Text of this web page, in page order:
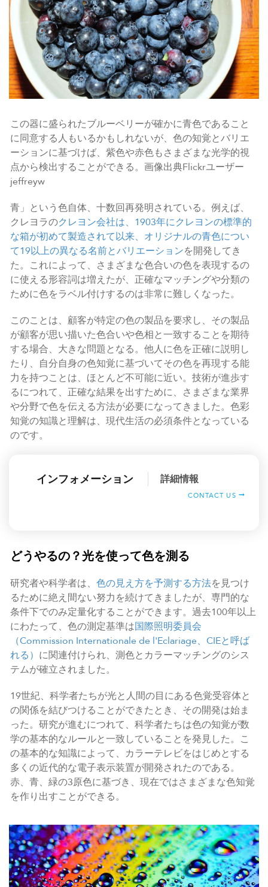
この器に盛られたブルーベリーが確かに青色であること
に同意する人もいるかもしれないが、色の知覚とバリエ
ーションに基づけば、紫色や赤色もさまざまな光学的視
点から検出することができる。画像出典Flickrユーザー
jeffreyw
青」という色自体、十数回再発明されている。例えば、
クレヨラのクレヨン会社は、1903年にクレヨンの標準的
な箱が初めて製造されて以来、オリジナルの青色につい
て19以上の異なる名前とバリエーションを開発してき
た。これによって、さまざまな色合いの色を表現するの
に使える形容詞は増えたが、正確なマッチングや分類の
ために色をラベル付けするのは非常に難しくなった。
このことは、顧客が特定の色の製品を要求し、その製品
が顧客が思い描いた色合いや色相と一致することを期待
する場合、大きな問題となる。他人に色を正確に説明し
たり、自分自身の色知覚に基づいてその色を再現する能
力を持つことは、ほとんど不可能に近い。技術が進歩す
るにつれて、正確な結果を出すために、さまざまな業界
や分野で色を伝える方法が必要になってきました。色彩
知覚の知識と理解は、現代生活の必須条件となっている
のです。
インフォメーション 詳細情報
CONTACT US
どうやるの？光を使って色を測る
研究者や科学者は、 色の見え方を予測する方法を見つけ
るために絶え間ない努力を続けてきましたが、専門的な
条件下でのみ定量化することができます。過去100年以上
にわたって、色の測定基準は国際照明委員会
（Commission Internationale de l'Eclariage、CIEと呼ば
れる） に関連付けられ、測色とカラーマッチングのシス
テムが確立されました。
19世紀、科学者たちが光と人間の目にある色覚受容体と
の関係を結びつけることができたとき、その開発は始ま
った。研究が進むにつれて、科学者たちは色の知覚が数
学の基本的なルールと一致していることを発見した。こ
の基本的な知識によって、カラーテレビをはじめとする
多くの近代的な電子表示装置が開発されたのである。
赤、青、緑の3原色に基づき、現在ではさまざまな色知覚
を作り出すことができる。